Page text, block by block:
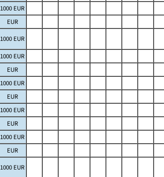
1000 EUR
EUR
1000 EUR
1000 EUR
EUR
1000 EUR
EUR
1000 EUR
EUR
1000 EUR
EUR
1000 EUR